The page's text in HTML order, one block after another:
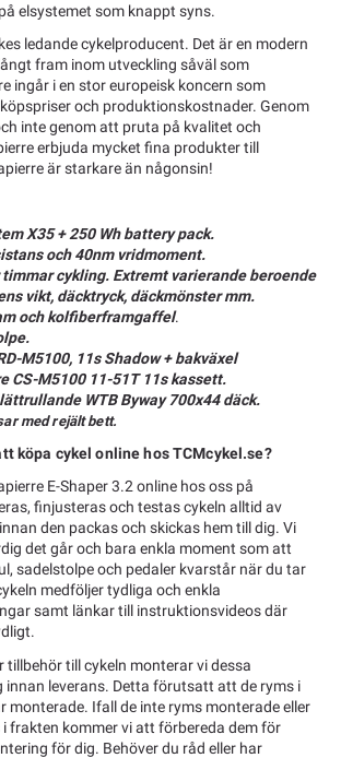
elsystemet som knappt syns.
ledande cykelproducent. Det är en modern
fram inom utveckling såväl som
ingår i en stor europeisk koncern som
och produktionskostnader. Genom
inte genom att pruta på kvalitet och
erbjuda mycket fina produkter till
är starkare än någonsin!
X35 + 250 Wh battery pack.
och 40nm vridmoment.
timmar cykling. Extremt varierande beroende
vikt, däcktryck, däckmönster mm.
och kolfiberframgaffel.
CS-M5100 11-51T 11s kassett.
WTB Byway 700x44 däck.
med rejält bett.
köpa cykel online hos TCMcykel.se?
E-Shaper 3.2 online hos oss på
finjusteras och testas cykeln alltid av
den packas och skickas hem till dig. Vi
det går och bara enkla moment som att
sadelstolpe och pedaler kvarstår när du tar
medföljer tydliga och enkla
samt länkar till instruktionsvideos där
tillbehör till cykeln monterar vi dessa
leverans. Detta förutsatt att de ryms i
monterade. Ifall de inte ryms monterade eller
frakten kommer vi att förbereda dem för
för dig. Behöver du råd eller har